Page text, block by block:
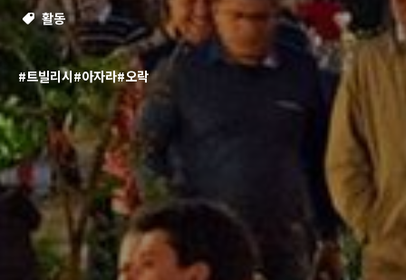
활동
#트빌리시#아자라#오락